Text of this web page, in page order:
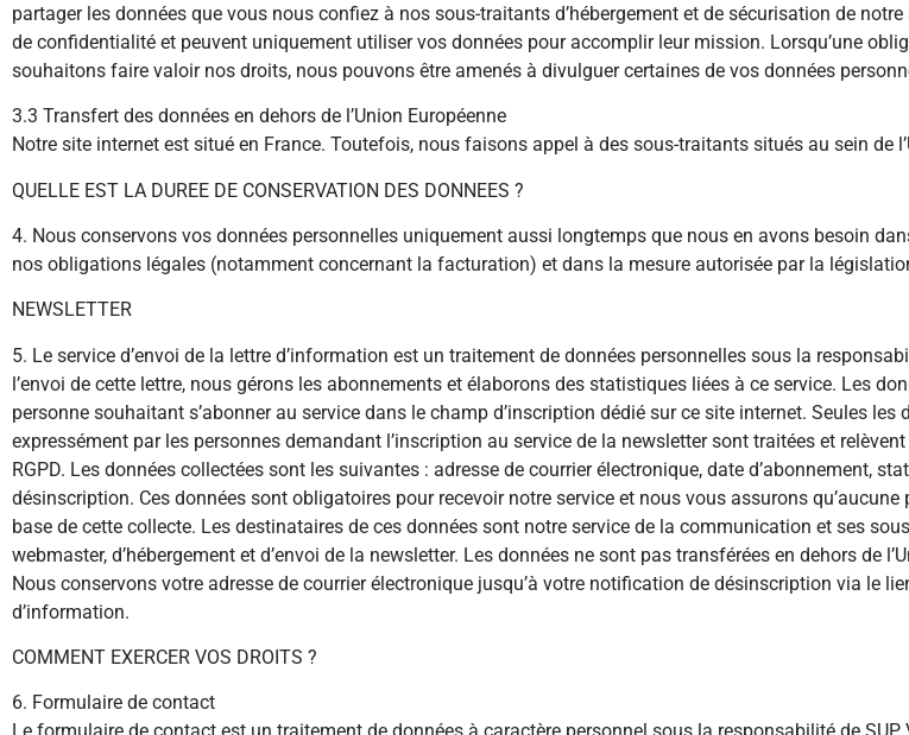
partager les données que vous nous confiez à nos sous-traitants d’hébergement et de sécurisation de
de confidentialité et peuvent uniquement utiliser vos données pour accomplir leur mission. Lorsqu’une
souhaitons faire valoir nos droits, nous pouvons être amenés à divulguer certaines de vos données
3.3 Transfert des données en dehors de l’Union Européenne
Notre site internet est situé en France. Toutefois, nous faisons appel à des sous-traitants situés au sein de
QUELLE EST LA DUREE DE CONSERVATION DES DONNEES ?
4. Nous conservons vos données personnelles uniquement aussi longtemps que nous en avons besoin
nos obligations légales (notamment concernant la facturation) et dans la mesure autorisée par la
NEWSLETTER
5. Le service d’envoi de la lettre d’information est un traitement de données personnelles sous la
l’envoi de cette lettre, nous gérons les abonnements et élaborons des statistiques liées à ce service. Les
personne souhaitant s’abonner au service dans le champ d’inscription dédié sur ce site internet. Seules
expressément par les personnes demandant l’inscription au service de la newsletter sont traitées et
RGPD. Les données collectées sont les suivantes : adresse de courrier électronique, date d’abonnement,
désinscription. Ces données sont obligatoires pour recevoir notre service et nous vous assurons
base de cette collecte. Les destinataires de ces données sont notre service de la communication et ses
webmaster, d’hébergement et d’envoi de la newsletter. Les données ne sont pas transférées en dehors de
Nous conservons votre adresse de courrier électronique jusqu’à votre notification de désinscription via le
d’information.
COMMENT EXERCER VOS DROITS ?
6. Formulaire de contact